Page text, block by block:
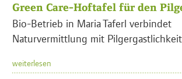
Green Care-Hoftafel für den
Bio-Betrieb in Maria Taferl verbindet
Naturvermittlung mit Pilgergastlichkeit
weiterlesen